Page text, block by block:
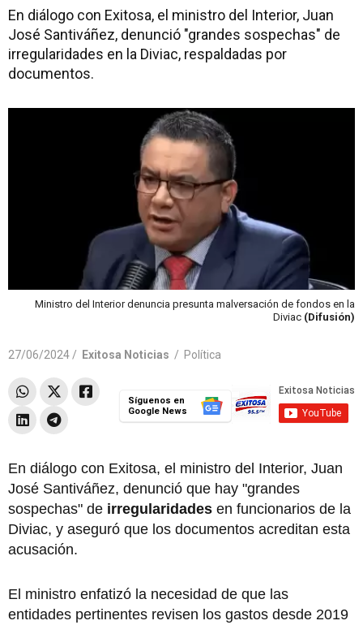
En diálogo con Exitosa, el ministro del Interior, Juan
José Santiváñez, denunció "grandes sospechas" de
irregularidades en la Diviac, respaldadas por
documentos.
Ministro del Interior denuncia presunta malversación de fondos en la
Diviac (Difusión)
27/06/2024 / Exitosa Noticias / Política
Síguenos en
Google News
En diálogo con Exitosa, el ministro del Interior, Juan
José Santiváñez, denunció que hay "grandes
sospechas" de irregularidades en funcionarios de la
Diviac, y aseguró que los documentos acreditan esta
acusación.
El ministro enfatizó la necesidad de que las
entidades pertinentes revisen los gastos desde 2019